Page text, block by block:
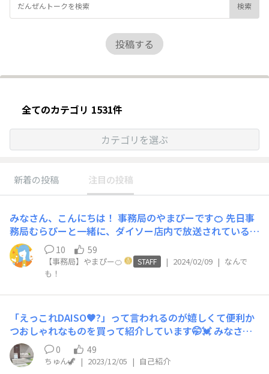
投稿する
全てのカテゴリ 1531件
カテゴリを選ぶ
新着の投稿 注目の投稿
みなさん、こんにちは！ 事務局のやまぴーです🍊 先日事
務局むらぴーと一緒に、ダイソー店内で放送されているラ
ジオ「ダイソーPresents 3時のヒロイン プチプラに恋
してる」の収録に参加してきました！ 初めてのラジオ収
録でとっても緊張しましたが、3時のヒロインの皆さまの
から自分の声が聴こえてきて不思議な気持ちになりまし
た・・笑） 店内の放送は2月11日（日）～2月17日（土）
です！ ぜひお店に立ち寄った際には聴いてみてください
☺✨ また、このラジオは中国放送でも放送されています。
2月11日（日）11:45～12:00で放送なので、聴ける方はこ
ちらもチェックお願いします！！！ 「聴いたよ～！」と
10 59
【事務局】やまぴー🍊 STAFF | 2024/02/09 | なんで
も！
「えっこれDAISO🤎?」って言われるのが嬉しくて便利か
つおしゃれなものを買って紹介しています🤭💓 みなさん
の収納アイディアなど見るのも楽しみですᵕ̈* よろしくお
願いします♡
0 49
ちゅん🦖 | 2023/12/05 | 自己紹介